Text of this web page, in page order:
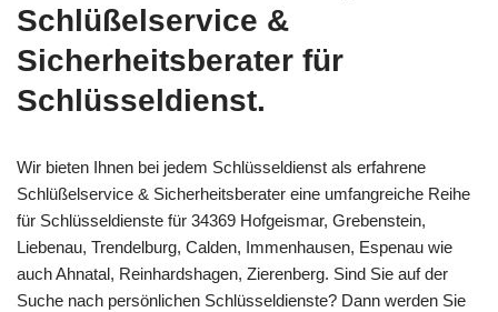
Schlüßelservice &
Sicherheitsberater für
Schlüsseldienst.
Wir bieten Ihnen bei jedem Schlüsseldienst als erfahrene
Schlüßelservice & Sicherheitsberater eine umfangreiche Reihe
für Schlüsseldienste für 34369 Hofgeismar, Grebenstein,
Liebenau, Trendelburg, Calden, Immenhausen, Espenau wie
auch Ahnatal, Reinhardshagen, Zierenberg. Sind Sie auf der
Suche nach persönlichen Schlüsseldienste? Dann werden Sie